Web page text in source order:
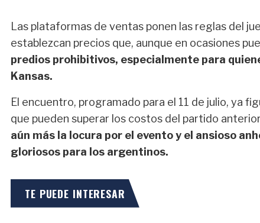
Las plataformas de ventas ponen las reglas del
establezcan precios que, aunque en ocasiones
predios prohibitivos, especialmente para
Kansas.
El encuentro, programado para el 11 de julio, ya
que pueden superar los costos del partido
aún más la locura por el evento y el ansioso
gloriosos para los argentinos.
TE PUEDE INTERESAR